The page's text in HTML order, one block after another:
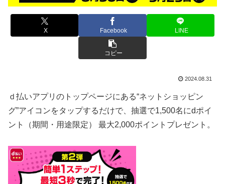
X Facebook LINE
コピー
2024.08.31
ｄ払いアプリのトップページにある“ネットショッピン
グ”アイコンをタップするだけで、抽選で1,500名にdポイ
ント（期間・用途限定） 最大2,000ポイントプレゼント。